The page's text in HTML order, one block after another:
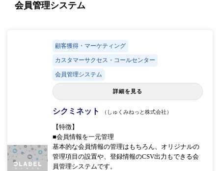
会員管理システム
顧客獲得・マーケティング
カスタマーサクセス・コールセンター
会員管理システム
詳細を見る
シクミネット （しゅくみねっと株式会社）
【特徴】
■会員情報を一元管理
基本的な会員情報の管理はもちろん、オリジナルの
管理項目の設置や、登録情報のCSV出力もできる会
員管理システムです。